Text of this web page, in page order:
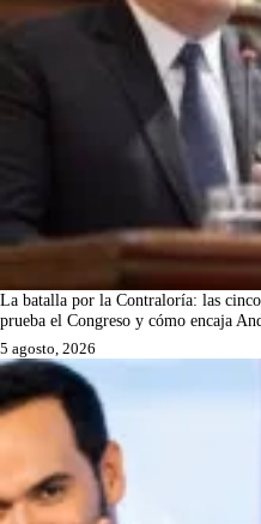
La batalla por la Contraloría: las
prueba el Congreso y cómo encaja
5 agosto, 2026